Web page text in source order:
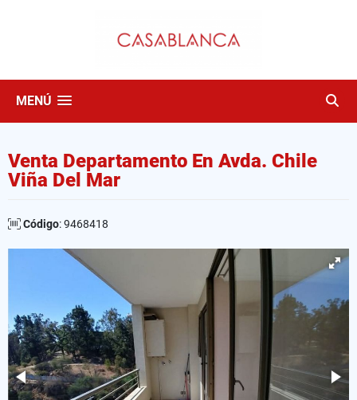
MENÚ
Venta Departamento En Avda. Chile
Viña Del Mar
Código: 9468418